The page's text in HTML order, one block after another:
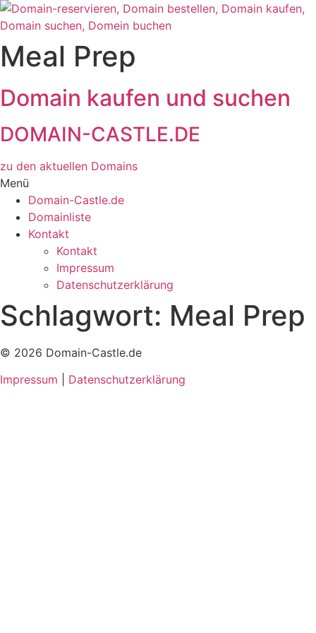
Zum
Inhalt
Meal Prep
Domain kaufen und suchen
DOMAIN-CASTLE.DE
zu den aktuellen Domains​
Menü
Domain-Castle.de
Domainliste
Kontakt
Kontakt
Impressum
Datenschutzerklärung
Schlagwort: Meal Prep
© 2026 Domain-Castle.de
Impressum
Datenschutzerklärung